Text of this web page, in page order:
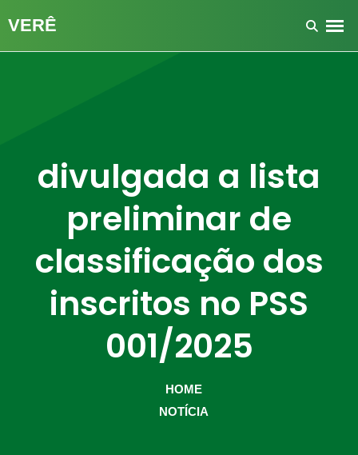
divulgada a lista
preliminar de
classificação dos
inscritos no PSS
001/2025
HOME
NOTÍCIA